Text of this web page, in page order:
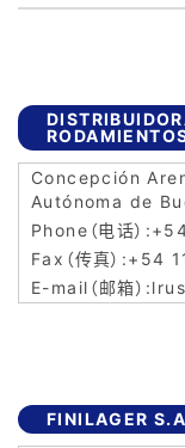
Concepción
Autónoma de
+54
FINILAGER